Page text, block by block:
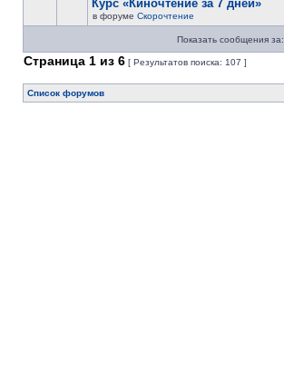
Курс «Киночтение за 7 дней»
в форуме Скорочтение
Показать сообщения за:
Страница 1 из 6 [ Результатов поиска: 107 ]
Список форумов